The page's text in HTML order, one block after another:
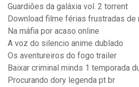
Guardiões da galáxia vol. 2 torrent
Download filme férias frustradas de
Na máfia por acaso online
A voz do silencio anime dublado
Os aventureiros do fogo trailer
Baixar criminal minds 1 temporada
Procurando dory legenda pt br